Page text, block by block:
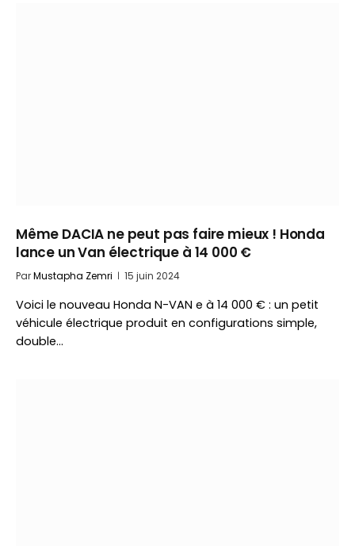
Même DACIA ne peut pas faire mieux ! Honda
lance un Van électrique à 14 000 €
ParMustapha Zemri 15 juin 2024
Voici le nouveau Honda N-VAN e à 14 000 € : un petit
véhicule électrique produit en configurations simple,
double…